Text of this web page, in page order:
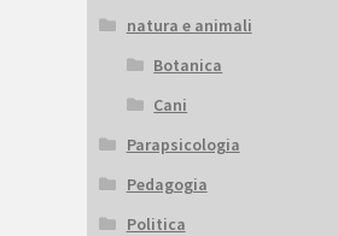
natura e animali
Botanica
Cani
Parapsicologia
Pedagogia
Politica